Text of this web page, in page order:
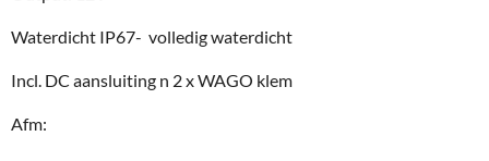
Waterdicht IP67- volledig waterdicht
Incl. DC aansluiting n 2 x WAGO klem
Afm: